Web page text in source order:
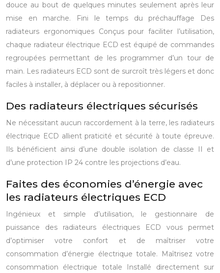
douce au bout de quelques minutes seulement après leur
mise en marche. Fini le temps du préchauffage Des
radiateurs ergonomiquesConçus pour faciliter l’utilisation,
chaque radiateur électrique ECD est équipé de commandes
regroupées permettant de les programmer d’un tour de
main. Les radiateurs ECD sont de surcroît très légers et donc
faciles à installer, à déplacer ou à repositionner.
Des radiateurs électriques sécurisés
Ne nécessitant aucun raccordement à la terre, les radiateurs
électrique ECD allient praticité et sécurité à toute épreuve.
Ils bénéficient ainsi d’une double isolation de classe II et
d’une protection IP 24 contre les projections d’eau.
Faites des économies d’énergie avec
les radiateurs électriques ECD
Ingénieux et simple d’utilisation, le gestionnaire de
puissance des radiateurs électriques ECD vous permet
d’optimiser votre confort et de maîtriser votre
consommation d’énergie électrique totale. Maîtrisez votre
consommation électrique totale Installé directement sur